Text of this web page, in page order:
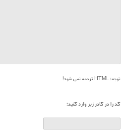
توجه:
کد را در کادر زير وارد کنيد: